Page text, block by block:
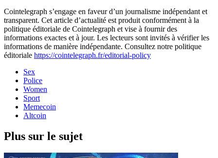
Cointelegraph s’engage en faveur d’un journalisme indépendant et
transparent. Cet article d’actualité est produit conformément à la
politique éditoriale de Cointelegraph et vise à fournir des
informations exactes et à jour. Les lecteurs sont invités à vérifier les
informations de manière indépendante. Consultez notre politique
éditoriale https://cointelegraph.fr/editorial-policy
Sex
Police
Women
Sport
Memecoin
Altcoin
Plus sur le sujet